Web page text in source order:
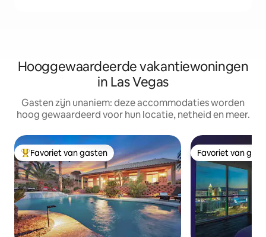
Hooggewaardeerde vakantiewoningen
in Las Vegas
Gasten zijn unaniem: deze accommodaties worden
hoog gewaardeerd voor hun locatie, netheid en meer.
Topfavoriet van gasten
Favoriet van gasten Favoriet van
Favoriet van